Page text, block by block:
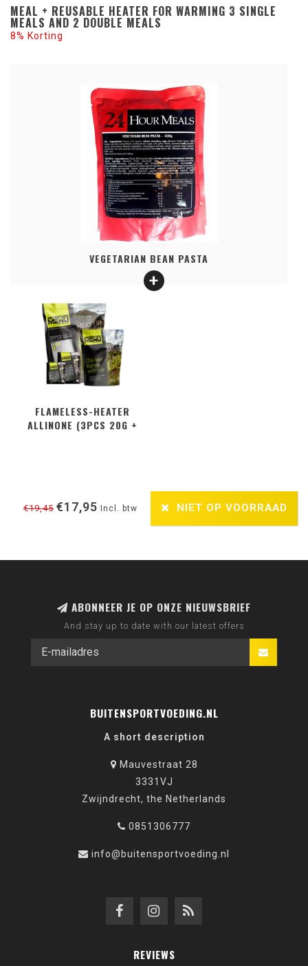
MEAL + REUSABLE HEATER FOR WARMING 3 SINGLE
MEALS AND 2 DOUBLE MEALS
8% Korting
VEGETARIAN BEAN PASTA
FLAMELESS-HEATER
ALLINONE (3PCS 20G +
€19,45 €17,95 Incl. btw NIET OP VOORRAAD
ABONNEER JE OP ONZE NIEUWSBRIEF
And stay up to date with our latest offers
BUITENSPORTVOEDING.NL
A short description
Mauvestraat 28
3331VJ
Zwijndrecht, the Netherlands
0851306777
info@buitensportvoeding.nl
REVIEWS